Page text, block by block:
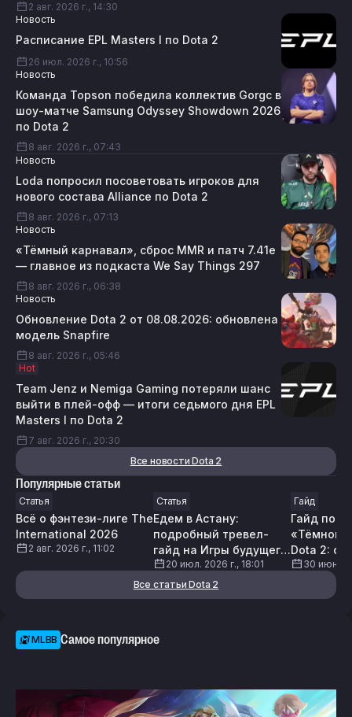
2 авг. 2026 г., 14:30
Новость
Расписание EPL Masters I по Dota 2
26 июл. 2026 г., 10:56
Новость
Команда Topson победила коллектив Gorgc в
шоу-матче Samsung Odyssey Showdown 2026
по Dota 2
8 авг. 2026 г., 07:43
Новость
Loda попросил посоветовать игроков для
нового состава Alliance по Dota 2
8 авг. 2026 г., 07:13
Новость
«Тёмный карнавал», сброс MMR и патч 7.41e
— главное из подкаста We Say Things 297
8 авг. 2026 г., 06:38
Новость
Обновление Dota 2 от 08.08.2026: обновлена
модель Snapfire
8 авг. 2026 г., 05:46
Hot
Team Jenz и Nemiga Gaming потеряли шанс
выйти в плей-офф — итоги седьмого дня EPL
Masters I по Dota 2
7 авг. 2026 г., 20:30
Все новости Dota 2
Популярные статьи
Статья
Всё о фэнтези-лиге The
International 2026
2 авг. 2026 г., 11:02
Статья
Едем в Астану:
подробный тревел-
гайд на Игры будущего
202620 июл. 2026 г., 18:01
Гайд
Гайд по
«Тёмного
Dota 2:
мини-
30 июн.
Все статьи Dota 2
MLBB Самое популярное